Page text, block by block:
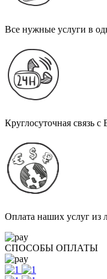
Все нужные услуги в
Круглосуточная связь
Оплата наших услуг из
СПОСОБЫ ОПЛАТЫ